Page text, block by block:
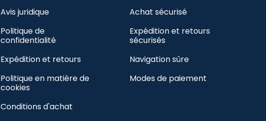
Avis juridique
Politique de
confidentialité
Expédition et retours
Politique en matière de
cookies
Conditions d'achat
Achat sécurisé
Expédition et retours
sécurisés
Navigation sûre
Modes de paiement